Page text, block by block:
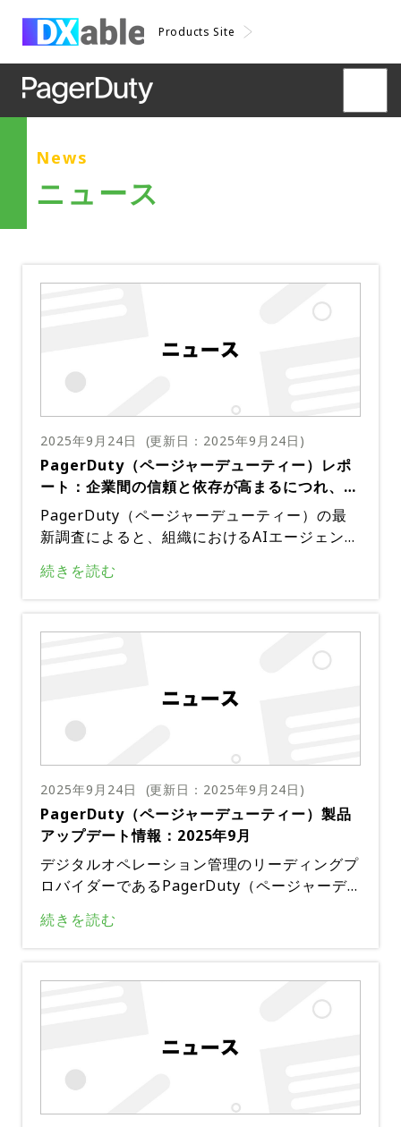
Products Site
News
ニュース
2025年9月24日 (更新日： 2025年9月24日 )
PagerDuty（ページャーデューティー）レポ
ート：企業間の信頼と依存が高まるにつれ、
AIエージェントの導入が急増
PagerDuty（ページャーデューティー）の最
新調査によると、組織におけるAIエージェント
った。わずか6力月で、複数のAIエージェント
を導入している企業の割合は51%から75%に増
識されつつあることを示している。AIエージェ
ントの用途が多様化するにつれ、ビジネスリー
ダーはAIエージェントを業務に不可欠なものと
捉える傾向が強まっている。AIエージェントの
導入は、さまざまな業務分野への応用によって
は、AIエージェントはコードの作成、レビュ
ー、提案に活用されている。これにより、開発
サイクルの短縮、エラーの削減、そしてより一
貫性のある業務プロセスが実現している。AIエ
ージェントはインシデント対応にも活用されて
し、検知と解決のループを閉じるのに役立って
いる。AIエージェントへの信頼の高まりは、経
営幹部の81%が危機発生時にAIエージェントが
自分に代わって行動してくれると信頼している
という事実にも反映されている。AI生成結果の
ジェントへの信頼の高まりに貢献している。P
agerDutyの調査によると、回答者の77%が1
年前よりもAI生成結果への信頼度が高まってい
ると回答している。この信頼度の向上は、組織
続きを読む
2025年9月24日 (更新日： 2025年9月24日 )
PagerDuty（ページャーデューティー）製品
アップデート情報：2025年9月
デジタルオペレーション管理のリーディングプ
ロバイダーであるPagerDuty（ページャーデ
ペリエンスの向上とインシデント管理ワークフ
ローの改善を目的とした、複数の重要な製品ア
ることで、インシデント解決時間の短縮と全体
的なサービス提供の向上につながるように設計
されている。重要なアップデートの一つは、Ji
ra Server向けのIncident Workflows向けア
クションの導入だ。この新機能は全プランで利
続きを読む